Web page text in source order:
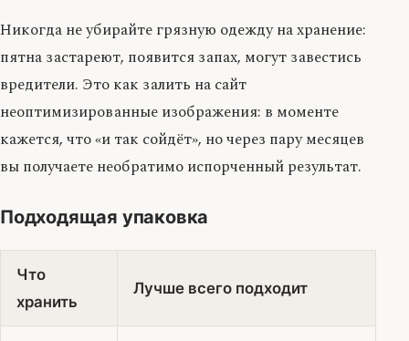
Никогда не убирайте грязную одежду на хранение:
пятна застареют, появится запах, могут завестись
вредители. Это как залить на сайт
неоптимизированные изображения: в моменте
кажется, что «и так сойдёт», но через пару месяцев
вы получаете необратимо испорченный результат.
Подходящая упаковка
Что
хранить
Лучше всего подходит